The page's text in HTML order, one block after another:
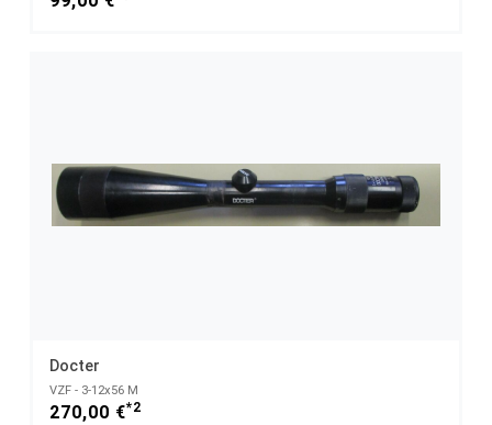
Docter
VZF - 3-12x56 M
270,00 €*2